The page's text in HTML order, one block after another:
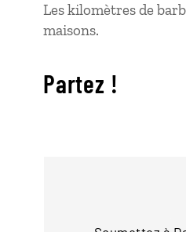
Les kilomètres de
maisons.
Partez !